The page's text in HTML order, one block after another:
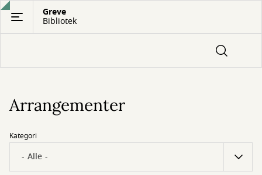
Gå
hovedindhold
Greve
Bibliotek
Arrangementer
Kategori